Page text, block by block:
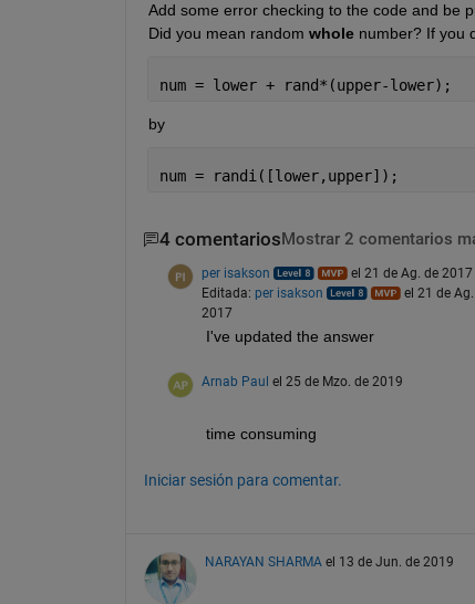
Add some error checking to the code and be
Did you mean random whole number? If you
num = lower + rand*(upper-lower);
by
num = randi([lower,upper]);
4 comentarios Mostrar 2 comentarios
per isakson
el 21 de Ag. de 2017
Editada: per isakson
el 21 de
2017
I've updated the answer
Arnab Paul el 25 de Mzo. de 2019
time consuming
Iniciar sesión para comentar.
NARAYAN SHARMA el 13 de Jun. de 2019